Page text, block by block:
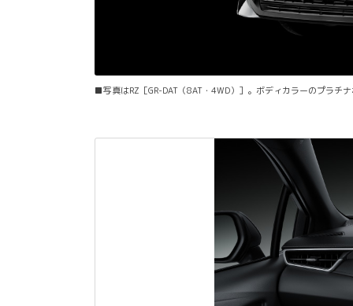
■写真はRZ［GR-DAT（8AT・4WD）］。ボディカラーのプラチ